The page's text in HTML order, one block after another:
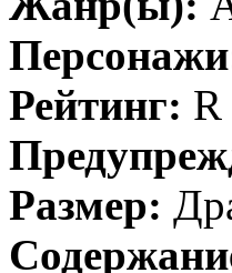
Рейтинг: R
Размер: